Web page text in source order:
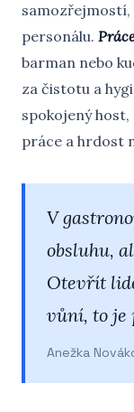
personálu.
barman nebo
za čistotu a
spokojený
práce a hrdost
V
obsluhu,
Otevřít
vůní, to je
Anežka